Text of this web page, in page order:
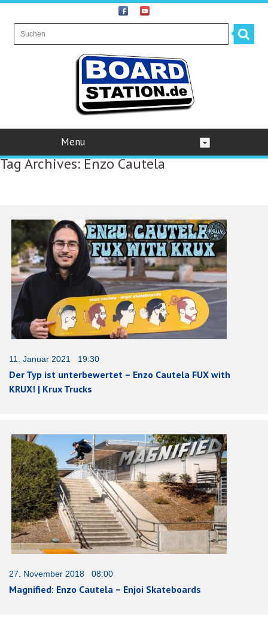
Menu
Tag Archives:Enzo Cautela
11. Januar 2021 19:30
Der Typ ist unterbewertet – Enzo Cautela FUX with
KRUX! | Krux Trucks
27. November 2018 08:00
Magnified: Enzo Cautela – Enjoi Skateboards